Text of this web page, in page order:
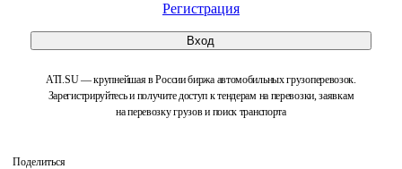
Регистрация
Вход
ATI.SU — крупнейшая в России биржа автомобильных грузоперевозок.
Зарегистрируйтесь и получите доступ к тендерам на перевозки, заявкам
на перевозку грузов и поиск транспорта
Поделиться